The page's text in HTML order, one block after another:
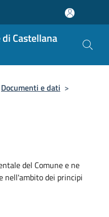
Castellana
Documenti e dati >
del Comune e ne
nell'ambito dei principi